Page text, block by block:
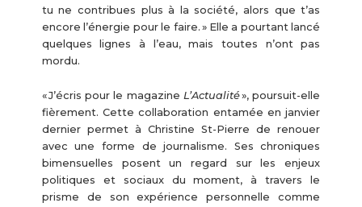
tu ne contribues plus à la société, alors que t’as
encore l’énergie pour le faire. » Elle a pourtant lancé
quelques lignes à l’eau, mais toutes n’ont pas
mordu.
« J’écris pour le magazine L’Actualité», poursuit-elle
fièrement. Cette collaboration entamée en janvier
dernier permet à Christine St-Pierre de renouer
avec une forme de journalisme. Ses chroniques
bimensuelles posent un regard sur les enjeux
politiques et sociaux du moment, à travers le
prisme de son expérience personnelle comme